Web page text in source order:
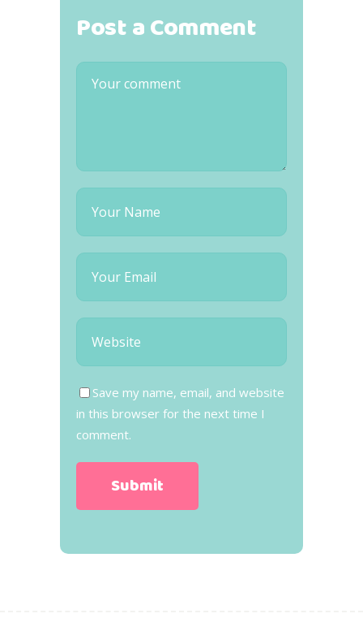
Post a Comment
Save my name, email, and website
in this browser for the next time I
comment.